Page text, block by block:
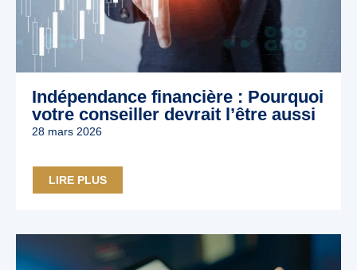
Indépendance financière : Pourquoi
votre conseiller devrait l’être aussi
28 mars 2026
LIRE PLUS